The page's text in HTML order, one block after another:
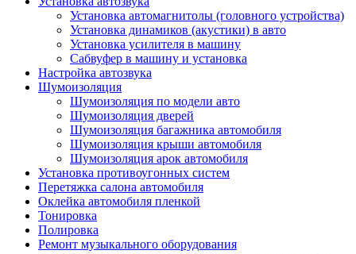
Установка автомагнитолы (головного устройства)
Установка динамиков (акустики) в авто
Установка усилителя в машину
Сабвуфер в машину и установка
Настройка автозвука
Шумоизоляция
Шумоизоляция по модели авто
Шумоизоляция дверей
Шумоизоляция багажника автомобиля
Шумоизоляция крыши автомобиля
Шумоизоляция арок автомобиля
Установка противоугонных систем
Перетяжка салона автомобиля
Оклейка автомобиля пленкой
Тонировка
Полировка
Ремонт музыкального оборудования